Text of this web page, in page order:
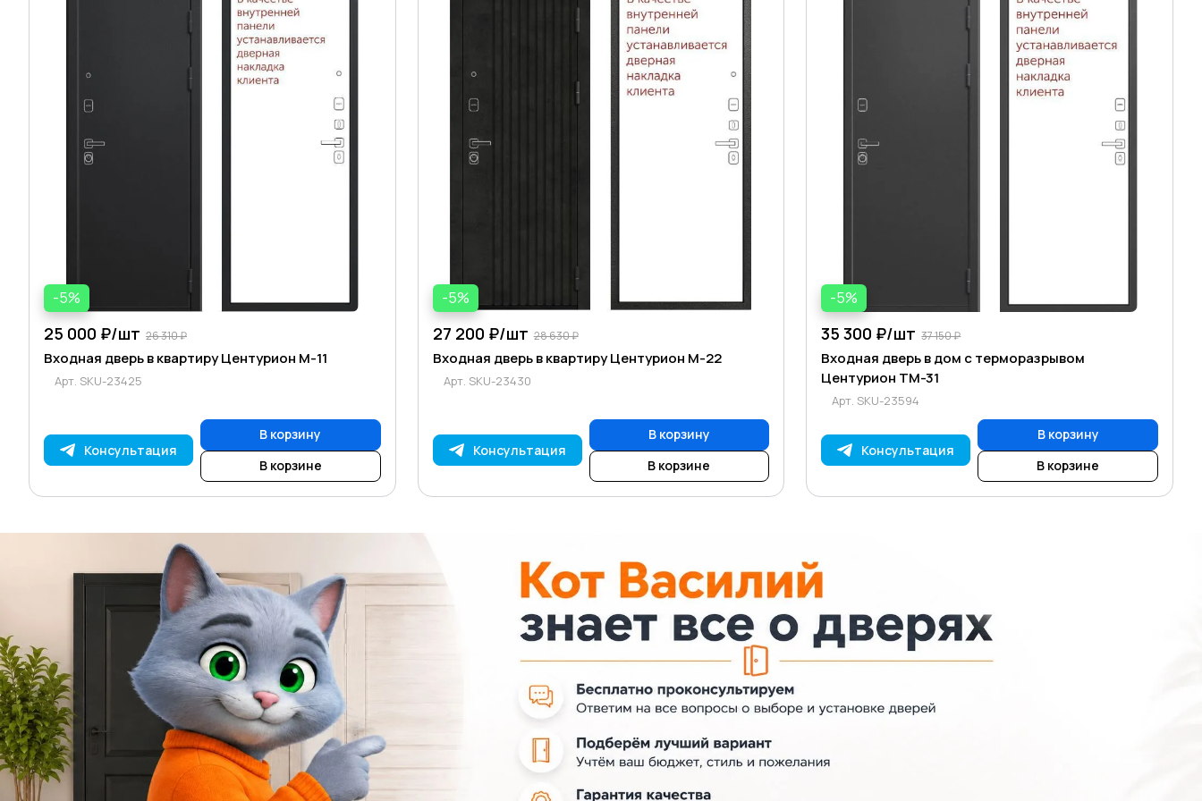
-5%
25 000 ₽/шт 26 310 ₽
Входная дверь в квартиру Центурион М-11
Арт. SKU-23425
Консультация
В корзину
В корзине
-5%
27 200 ₽/шт 28 630 ₽
Входная дверь в квартиру Центурион М-22
Арт. SKU-23430
Консультация
В корзину
В корзине
-5%
35 300 ₽/шт 37 150 ₽
Входная дверь в дом с терморазрывом
Центурион TM-31
Арт. SKU-23594
Консультация
В корзину
В корзине